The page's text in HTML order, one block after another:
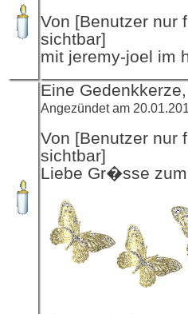
Von [Benutzer nur
sichtbar]
mit jeremy-joel im
Eine Gedenkkerze,
Angezündet am
Von [Benutzer nur
sichtbar]
Liebe Gr�sse